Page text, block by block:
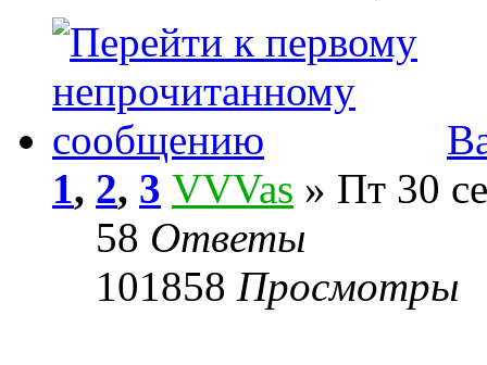
1, 2, 3 VVVas » Пт 30
58 Ответы
101858 Просмотры